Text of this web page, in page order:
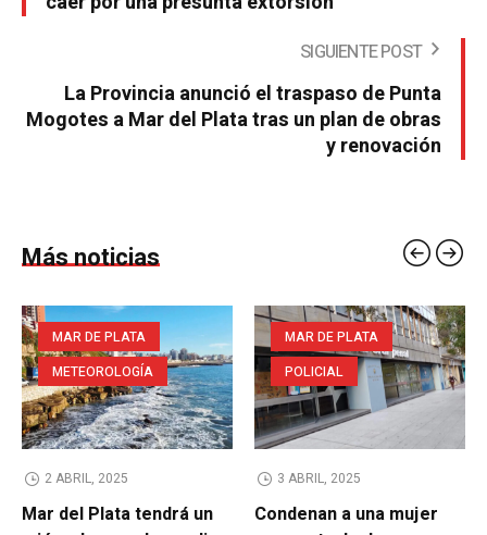
SIGUIENTE POST
La Provincia anunció el traspaso de Punta
Mogotes a Mar del Plata tras un plan de obras
y renovación
Más noticias
MAR DE PLATA
METEOROLOGÍA
2 ABRIL, 2025
Mar del Plata tendrá un
MAR DE PLATA
POLICIAL
3 ABRIL, 2025
Condenan a una mujer